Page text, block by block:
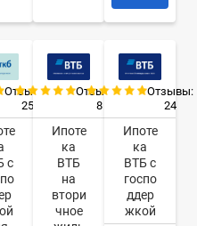
Отзывы:
25
с
Отзывы:
8
Ипоте
ка
ВТБ
на
втори
чное
Отзывы:
24
Ипоте
ка
ВТБ с
госпо
ддер
жкой